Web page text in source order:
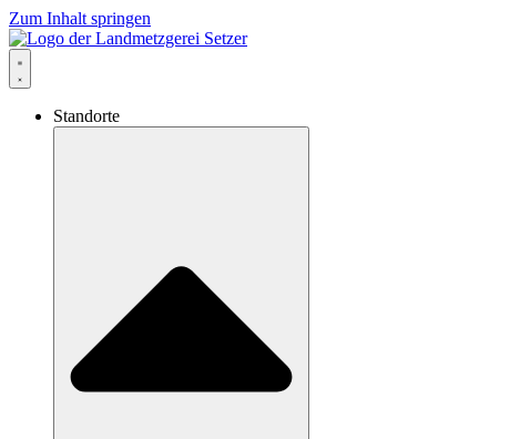
Zum Inhalt springen
Standorte